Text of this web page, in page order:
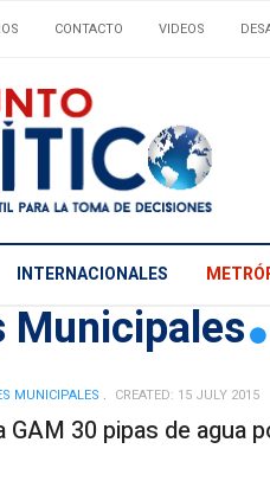
CONTACTO VIDEOS
INTERNACIONALES
Municipales
MUNICIPALES CREATED: 15 JULY 2015
GAM 30 pipas de agua